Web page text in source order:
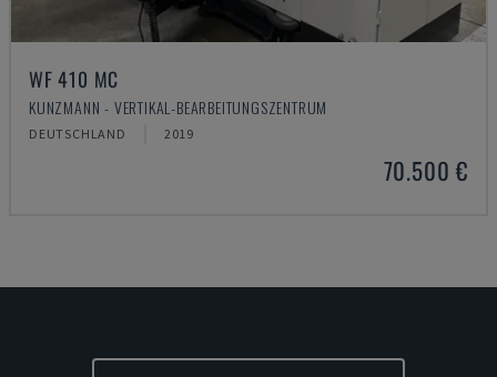
WF 410 MC
KUNZMANN - VERTIKAL-BEARBEITUNGSZENTRUM
DEUTSCHLAND 2019
70.500 €